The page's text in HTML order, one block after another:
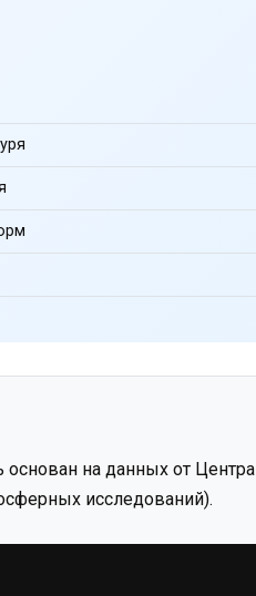
на данных от Центра
исследований).